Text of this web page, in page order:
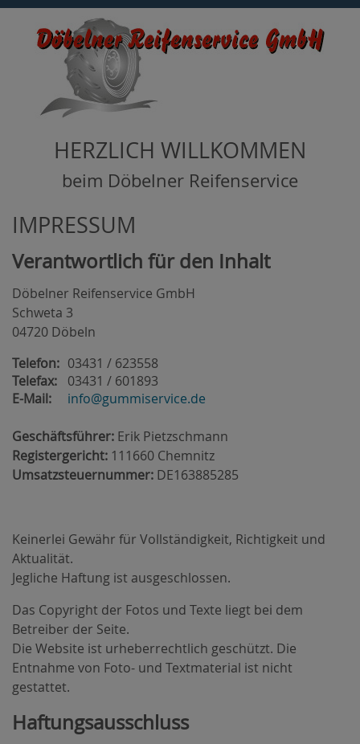
HERZLICH WILLKOMMEN
beim Döbelner Reifenservice
IMPRESSUM
Verantwortlich für den Inhalt
Döbelner Reifenservice GmbH
Schweta 3
04720 Döbeln
Telefon: 03431 / 623558
Telefax:
03431 / 601893
E-Mail:
info@gummiservice.de
Geschäftsführer: Erik Pietzschmann
Registergericht: 111660 Chemnitz
Umsatzsteuernummer: DE163885285
Keinerlei Gewähr für Vollständigkeit, Richtigkeit und
Aktualität.
Jegliche Haftung ist ausgeschlossen.
Das Copyright der Fotos und Texte liegt bei dem
Betreiber der Seite.
Die Website ist urheberrechtlich geschützt. Die
Entnahme von Foto- und Textmaterial ist nicht
gestattet.
Haftungsausschluss